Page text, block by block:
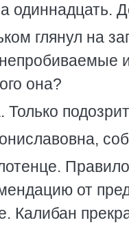
одиннадцать.
глянул на
она?
от
Калибан